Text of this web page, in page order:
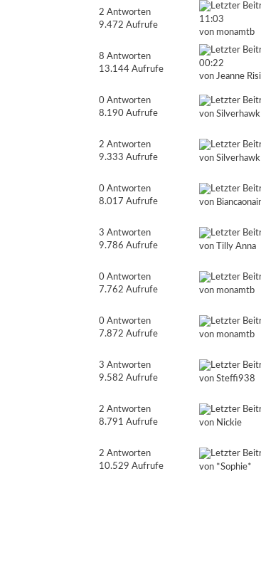
2 Antworten
9.472 Aufrufe
11:03
von monamtb
8 Antworten
13.144 Aufrufe
00:22
von Jeanne
0 Antworten
8.190 Aufrufe
von Silverhawk
2 Antworten
9.333 Aufrufe
von Silverhawk
0 Antworten
8.017 Aufrufe
von Biancaonair
3 Antworten
9.786 Aufrufe
von
Tilly Anna
0 Antworten
7.762 Aufrufe
von monamtb
0 Antworten
7.872 Aufrufe
von monamtb
3 Antworten
9.582 Aufrufe
von Steffi938
2 Antworten
8.791 Aufrufe
von Nickie
2 Antworten
10.529 Aufrufe
von *Sophie*